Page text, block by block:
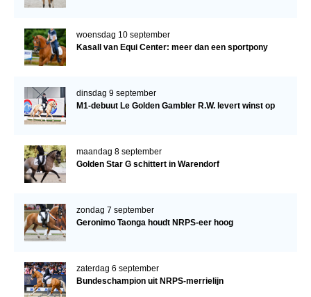
woensdag 10 september
Kasall van Equi Center: meer dan een sportpony
dinsdag 9 september
M1-debuut Le Golden Gambler R.W. levert winst op
maandag 8 september
Golden Star G schittert in Warendorf
zondag 7 september
Geronimo Taonga houdt NRPS-eer hoog
zaterdag 6 september
Bundeschampion uit NRPS-merrielijn